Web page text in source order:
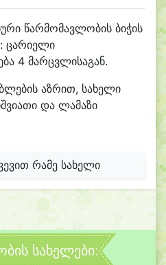
წარმომავლობის ბიჭის
ცარიელი
4 მარცვლისაგან.
აზრით, სახელი
და ლამაზი
რამე სახელი
სახელები: